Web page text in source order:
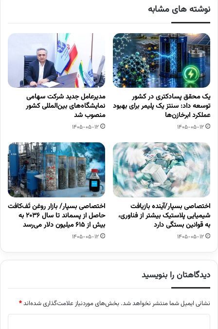
نوشته های مشابه
یک محقق پسادکتری در کشور
توسعه داد: سنتز یک پلیمر برای بهبود
عملکرد ابرخازن‌ها
1405-05-12
مدیرعامل جدید شرکت سهامی
نمایشگاه‌های بین‌المللی کشور
منصوب شد
1405-05-12
اختصاصی بسپار/آینده بازیافت
شیمیایی پلاستیک بیشتر از فناوری،
به قوانین بستگی دارد
1405-05-12
اختصاصی بسپار/ بازار روغن تَف‌کافت
حاصل از پسماند تا سال ۲۰۳۶ به
بیش از ۶۱۵ میلیون دلار می‌رسد
1405-05-12
دیدگاهتان را بنویسید
نشانی ایمیل شما منتشر نخواهد شد. بخش‌های موردنیاز علامت‌گذاری شده‌اند*